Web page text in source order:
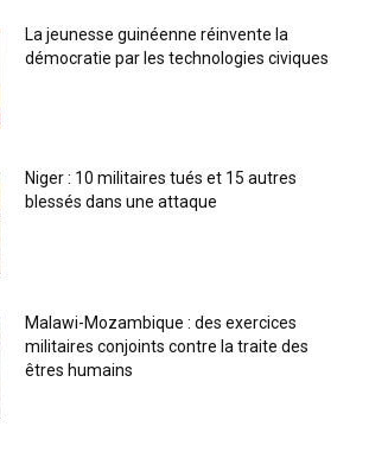
La jeunesse guinéenne réinvente la
démocratie par les technologies civiques
Niger : 10 militaires tués et 15 autres
blessés dans une attaque
Malawi-Mozambique : des exercices
militaires conjoints contre la traite des
êtres humains